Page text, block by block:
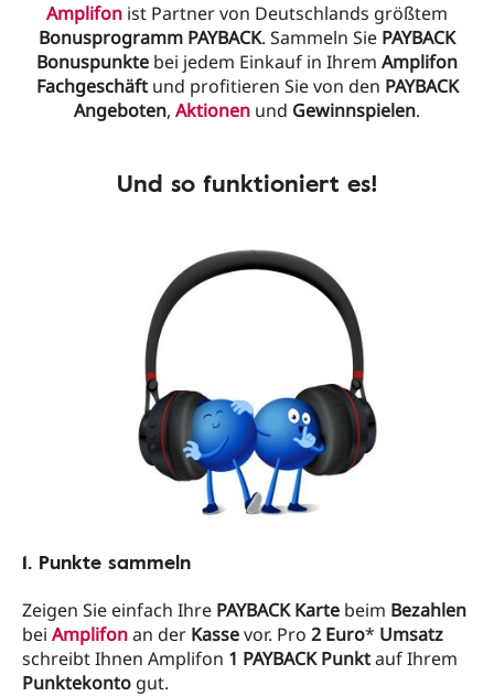
Amplifon ist Partner von Deutschlands größtem
Bonusprogramm PAYBACK. Sammeln Sie PAYBACK
Bonuspunkte bei jedem Einkauf in Ihrem Amplifon
Fachgeschäftund profitieren Sie von den PAYBACK
Angeboten, Aktionen und Gewinnspielen.
Und so funktioniert es!
1. Punkte sammeln
Zeigen Sie einfach Ihre PAYBACK Karte beim Bezahlen
bei Amplifonan der Kassevor. Pro 2 Euro* Umsatz
schreibt Ihnen Amplifon 1 PAYBACK Punktauf Ihrem
Punktekonto gut.